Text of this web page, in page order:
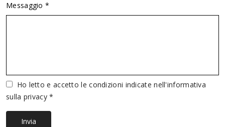
Messaggio *
VuotoHo letto e accetto le condizioni indicate nell'informativa
sulla privacy *
Invia